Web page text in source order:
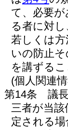
て、必要
る者に対
若しくは
いの防止
を講ずる
(個人関連
第14条
議
三者が当
定される